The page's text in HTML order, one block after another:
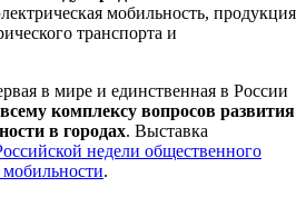
мобильность, продукция
транспорта и
в мире и единственная в России
всему комплексу вопросов развития
в городах. Выставка
недели общественного
мобильности.